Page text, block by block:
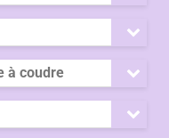
à coudre